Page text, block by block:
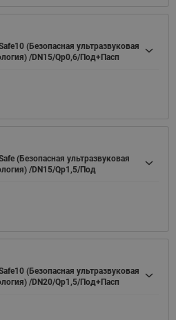
(Безопасная ультразвуковая
/DN15/Qp0,6/Под+Пасп
(Безопасная ультразвуковая
/DN15/Qp1,5/Под
(Безопасная ультразвуковая
/DN20/Qp1,5/Под+Пасп